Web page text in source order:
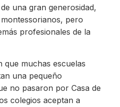
una gran generosidad,
pero
profesionales de la
que muchas escuelas
una pequeño
no pasaron por Casa de
colegios aceptan a